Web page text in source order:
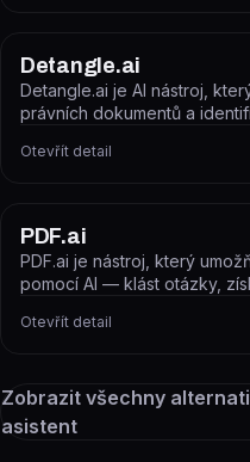
Detangle.ai
Detangle.ai je AI nástroj,
právních dokumentů a
Otevřít detail
PDF.ai
PDF.ai je nástroj, který
pomocí AI — klást otázky,
Otevřít detail
Zobrazit všechny
asistent